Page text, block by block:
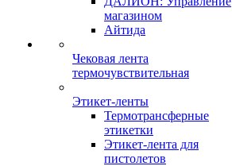
магазином
Айтида
Чековая лента
термочувствительная
Этикет-ленты
Термотрансферные
этикетки
Этикет-лента для
пистолетов